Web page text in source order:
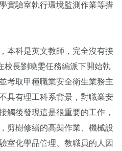
實驗室執行環境監測作業等措
本科是英文教師，完全沒有接
校長劉曉雯任務編派下開始執
考取甲種職業安全衛生業務主
具有理工科系背景，對職業安
觸後發現這是很重要的工作，
剪樹修繕的高架作業、機械設
室化學品管理、教職員的人因